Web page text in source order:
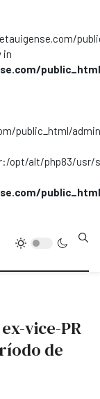
in
public_html/
opt/alt/php83/
vice-PR
de